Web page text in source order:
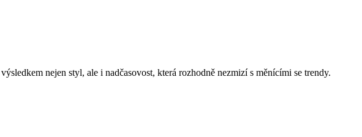
nejen styl, ale i nadčasovost, která rozhodně nezmizí s měnícími se trendy.